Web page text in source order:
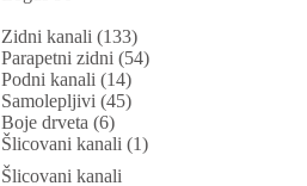
Zidni kanali (133)
Parapetni zidni (54)
Podni kanali (14)
Samolepljivi (45)
Boje drveta (6)
Šlicovani kanali (1)
Šlicovani kanali